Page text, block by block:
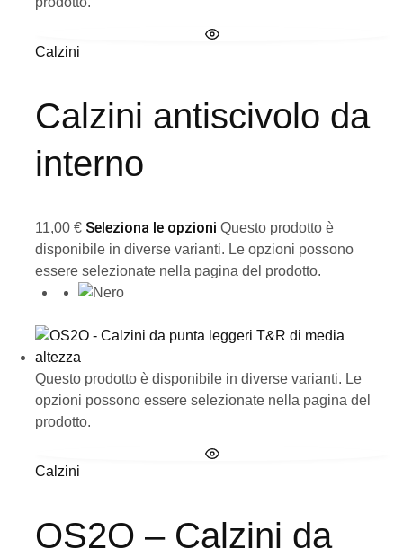
Calzini
Calzini antiscivolo da
interno
11,00 € Seleziona le opzioni Questo prodotto è
disponibile in diverse varianti. Le opzioni possono
essere selezionate nella pagina del prodotto.
Questo prodotto è disponibile in diverse varianti. Le
opzioni possono essere selezionate nella pagina del
prodotto.
Calzini
OS2O – Calzini da